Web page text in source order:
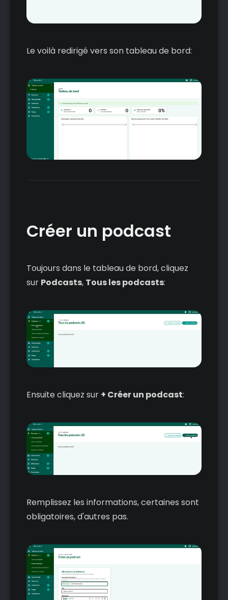
Le voilà redirigé vers son tableau de bord:
Créer un podcast
Toujours dans le tableau de bord, cliquez
sur Podcasts, Tous les podcasts:
Ensuite cliquez sur + Créer un podcast:
Remplissez les informations, certaines sont
obligatoires, d'autres pas.